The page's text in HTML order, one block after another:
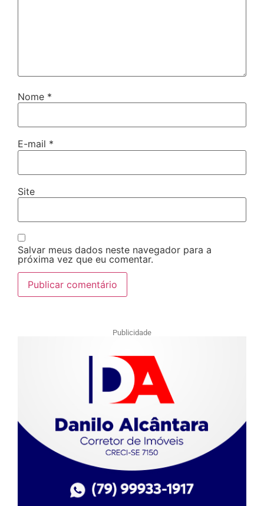
Nome *
E-mail *
Site
Salvar meus dados neste navegador para a
próxima vez que eu comentar.
Publicidade